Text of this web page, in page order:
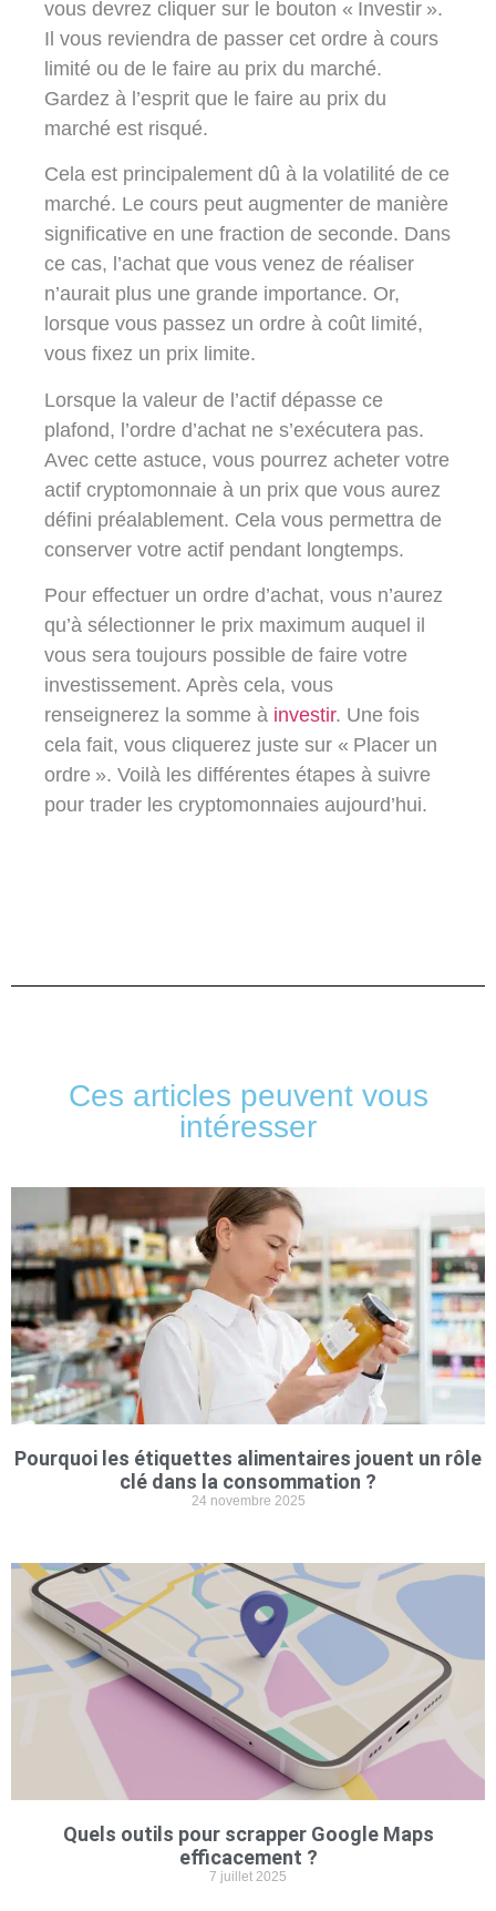
vous devrez cliquer sur le bouton « Investir ».
Il vous reviendra de passer cet ordre à cours
limité ou de le faire au prix du marché.
Gardez à l’esprit que le faire au prix du
marché est risqué.
Cela est principalement dû à la volatilité de ce
marché. Le cours peut augmenter de manière
significative en une fraction de seconde. Dans
ce cas, l’achat que vous venez de réaliser
n’aurait plus une grande importance. Or,
lorsque vous passez un ordre à coût limité,
vous fixez un prix limite.
Lorsque la valeur de l’actif dépasse ce
plafond, l’ordre d’achat ne s’exécutera pas.
Avec cette astuce, vous pourrez acheter votre
actif cryptomonnaie à un prix que vous aurez
défini préalablement. Cela vous permettra de
conserver votre actif pendant longtemps.
Pour effectuer un ordre d’achat, vous n’aurez
qu’à sélectionner le prix maximum auquel il
vous sera toujours possible de faire votre
investissement. Après cela, vous
renseignerez la somme à investir. Une fois
cela fait, vous cliquerez juste sur « Placer un
ordre ». Voilà les différentes étapes à suivre
pour trader les cryptomonnaies aujourd’hui.
Ces articles peuvent vous
intéresser
Pourquoi les étiquettes alimentaires jouent un rôle
clé dans la consommation ?
24 novembre 2025
Quels outils pour scrapper Google Maps
efficacement ?
7 juillet 2025